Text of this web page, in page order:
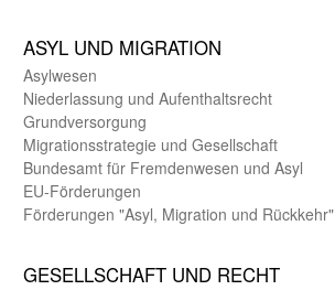
ASYL UND MIGRA­TION
Asyl­wesen
Nieder­lassung und Aufent­halts­recht
Grund­versorgung
Migrations­strategie und Gesell­schaft
Bundes­amt für Fremden­wesen und Asyl
EU-Förde­rungen
Förderungen "Asyl, Migration und Rückkehr"
GE­SELL­SCHAFT UND RECHT